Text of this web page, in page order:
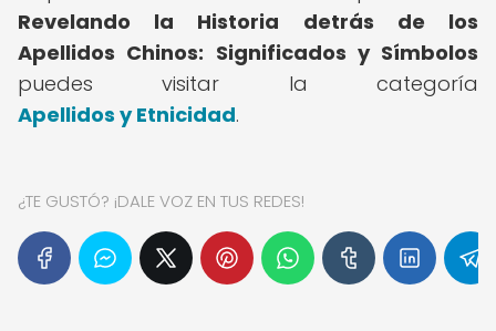
Revelando la Historia detrás de los
Apellidos Chinos: Significados y Símbolos
puedes visitar la categoría
Apellidos y Etnicidad.
¿TE GUSTÓ? ¡DALE VOZ EN TUS REDES!